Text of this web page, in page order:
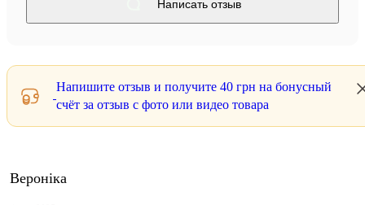
Написать отзыв
Напишите отзыв и получите 40 грн на бонусный
счёт за отзыв с фото или видео товара
Вероніка